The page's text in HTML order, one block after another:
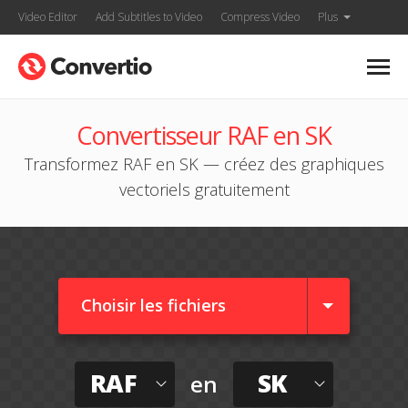
Video Editor Add Subtitles to Video Compress Video Plus
Convertisseur RAF en SK
Transformez RAF en SK — créez des graphiques
vectoriels gratuitement
Choisir les fichiers
RAF en SK